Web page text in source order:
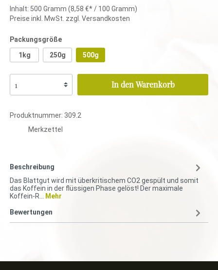
Inhalt: 500 Gramm (8,58 €* / 100 Gramm)
Preise inkl. MwSt. zzgl. Versandkosten
Packungsgröße
1kg
250g 500g
In den Warenkorb
Produktnummer: 309.2
Merkzettel
Beschreibung
Das Blattgut wird mit überkritischem CO2 gespült und somit
das Koffein in der flüssigen Phase gelöst! Der maximale
Koffein-R…
Mehr
Bewertungen